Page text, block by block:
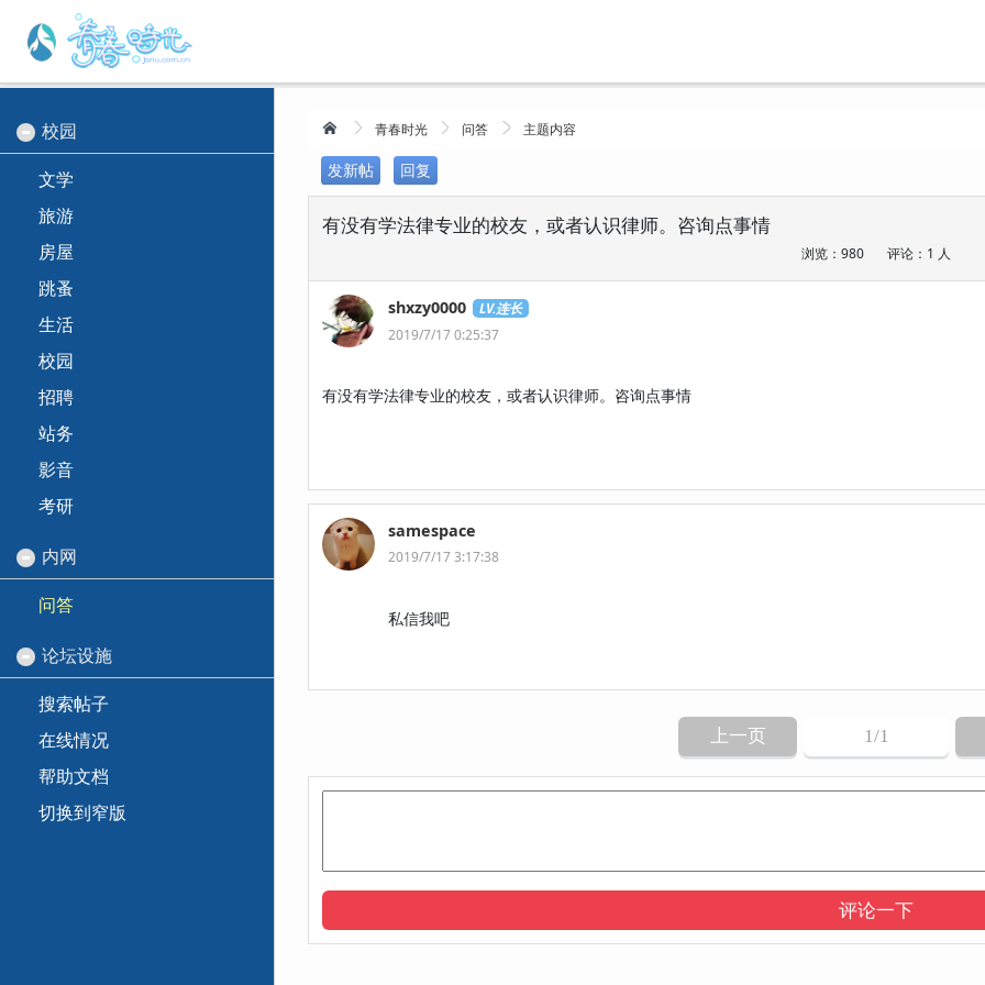
校园
文学
旅游
房屋
跳蚤
生活
校园
招聘
站务
影音
考研
内网
问答
论坛设施
搜索帖子
在线情况
帮助文档
切换到窄版
青春时光 问答 主题内容
发新帖 回复
有没有学法律专业的校友，或者认识律师。咨询点事情
浏览：980 评论：1 人
shxzy0000
LV.连长
2019/7/17 0:25:37
有没有学法律专业的校友，或者认识律师。咨询点事情
samespace
2019/7/17 3:17:38
私信我吧
上一页 1/1